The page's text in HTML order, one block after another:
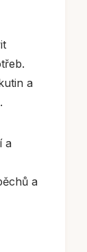
a
a
a